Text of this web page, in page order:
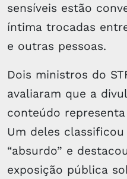
sensíveis estão
íntima trocadas
e outras pessoas.
Dois ministros do
avaliaram que a
conteúdo
Um deles
“absurdo” e
exposição pública